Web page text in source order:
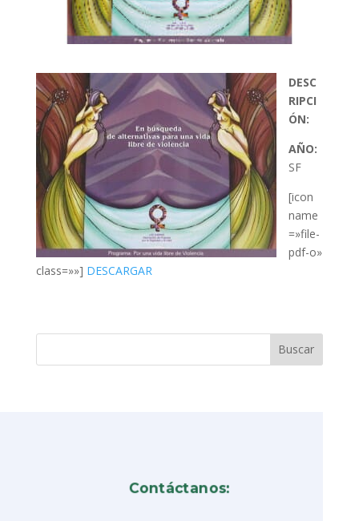
DESC
RIPCI
ÓN:
AÑO:
SF
[icon
name
=»file-
pdf-o»
class=»»] DESCARGAR
Contáctanos: